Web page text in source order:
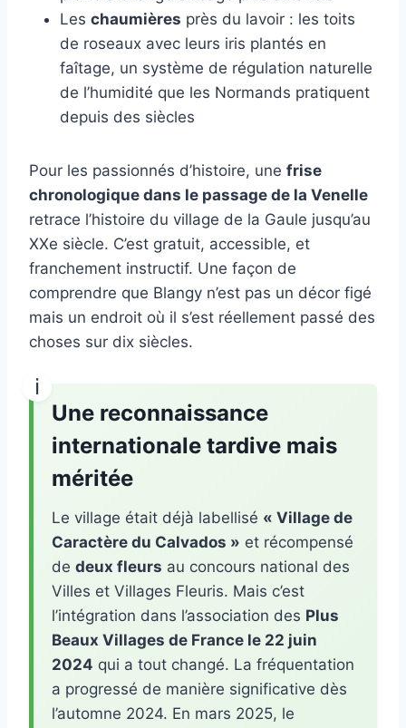
Les chaumières près du lavoir : les toits
de roseaux avec leurs iris plantés en
faîtage, un système de régulation naturelle
de l’humidité que les Normands pratiquent
depuis des siècles
Pour les passionnés d’histoire, une frise
chronologique dans le passage de la Venelle
retrace l’histoire du village de la Gaule jusqu’au
XXe siècle. C’est gratuit, accessible, et
franchement instructif. Une façon de
comprendre que Blangy n’est pas un décor figé
mais un endroit où il s’est réellement passé des
choses sur dix siècles.
Une reconnaissance
internationale tardive mais
méritée
Le village était déjà labellisé « Village de
Caractère du Calvados » et récompensé
de deux fleurs au concours national des
Villes et Villages Fleuris. Mais c’est
l’intégration dans l’association des Plus
Beaux Villages de France le 22 juin
2024 qui a tout changé. La fréquentation
a progressé de manière significative dès
l’automne 2024. En mars 2025, le